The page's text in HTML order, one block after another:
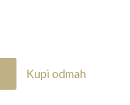
Kupi odmah